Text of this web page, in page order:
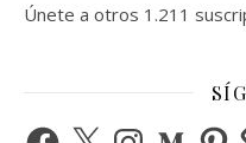
Únete a otros 1.211
Facebook
X InstagramMedium